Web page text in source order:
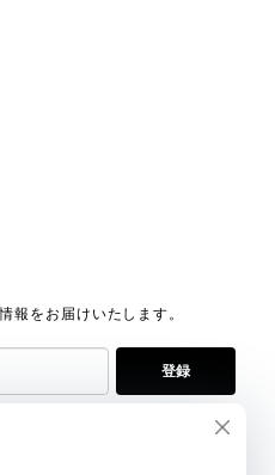
報をお届けいたします。
登録